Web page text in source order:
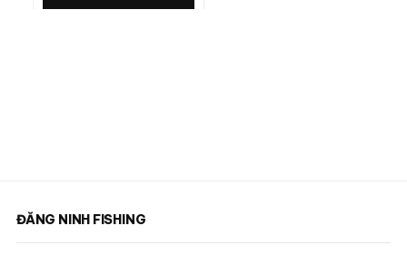
ĐĂNG NINH FISHING